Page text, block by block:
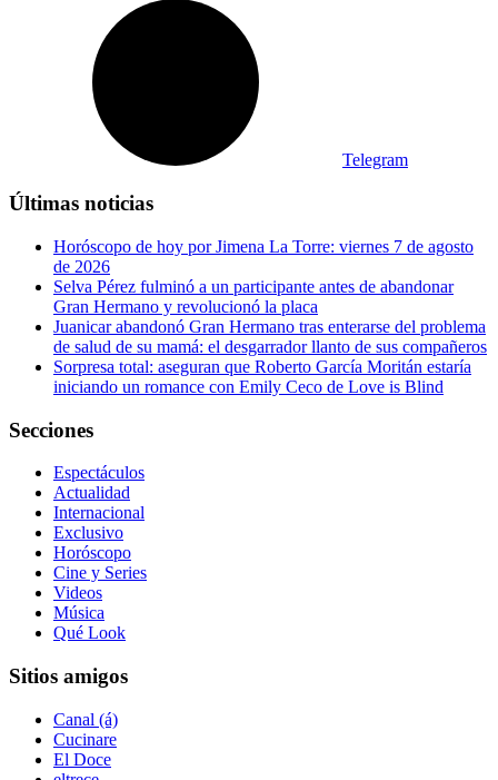
Telegram
Últimas noticias
Horóscopo de hoy por Jimena La Torre: viernes 7 de agosto
de 2026
Selva Pérez fulminó a un participante antes de abandonar
Gran Hermano y revolucionó la placa
Juanicar abandonó Gran Hermano tras enterarse del problema
de salud de su mamá: el desgarrador llanto de sus compañeros
Sorpresa total: aseguran que Roberto García Moritán estaría
iniciando un romance con Emily Ceco de Love is Blind
Secciones
Espectáculos
Actualidad
Internacional
Exclusivo
Horóscopo
Cine y Series
Videos
Música
Qué Look
Sitios amigos
Canal (á)
Cucinare
El Doce